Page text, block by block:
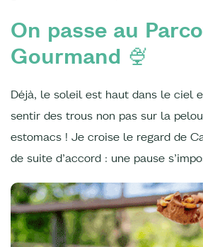
On passe au
Gourmand 🍨
Déjà, le soleil est haut dans le ciel
sentir des trous non pas sur la
estomacs ! Je croise le regard de
de suite d’accord : une pause